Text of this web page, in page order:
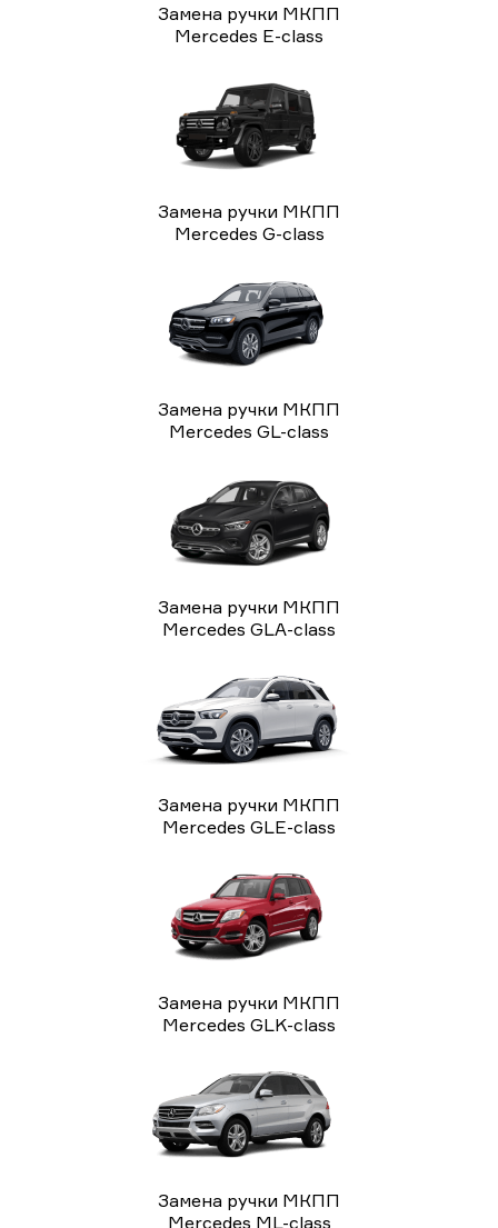
Замена ручки МКПП
Mercedes E-class
Замена ручки МКПП
Mercedes G-class
Замена ручки МКПП
Mercedes GL-class
Замена ручки МКПП
Mercedes GLA-class
Замена ручки МКПП
Mercedes GLE-class
Замена ручки МКПП
Mercedes GLK-class
Замена ручки МКПП
Mercedes ML-class